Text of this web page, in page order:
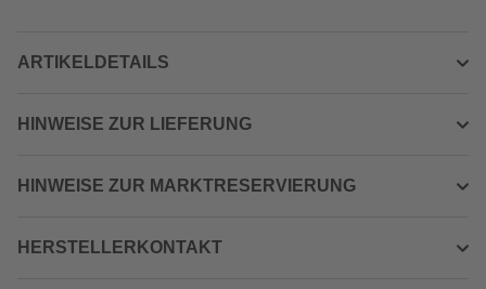
ARTIKELDETAILS
HINWEISE ZUR LIEFERUNG
HINWEISE ZUR MARKTRESERVIERUNG
HERSTELLERKONTAKT